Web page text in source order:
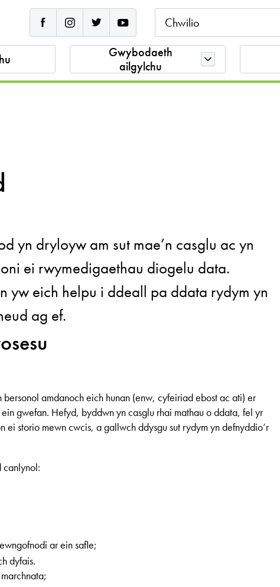
Search the site
Gwybodaeth
ailgylchu
yn dryloyw am sut mae’n casglu ac yn
ei rwymedigaethau diogelu data.
yw eich helpu i ddeall pa ddata rydym yn
ag ef.
amdanoch eich hunan (enw, cyfeiriad ebost ac ati) er
gwefan. Hefyd, byddwn yn casglu rhai mathau o ddata, fel yr
storio mewn cwcis, a gallwch ddysgu sut rydym yn defnyddio’r
canlynol:
ar ein safle;
dyfais.